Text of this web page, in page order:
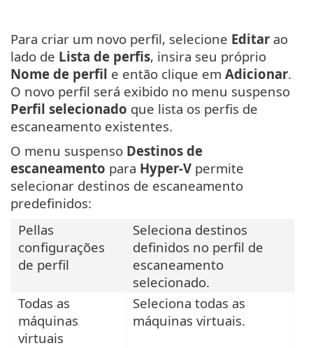
Para criar um novo perfil, selecione Editar ao
lado de Lista de perfis, insira seu próprio
Nome de perfil e então clique em Adicionar.
O novo perfil será exibido no menu suspenso
Perfil selecionado que lista os perfis de
escaneamento existentes.
O menu suspenso Destinos de
escaneamento para Hyper-V permite
selecionar destinos de escaneamento
predefinidos:
Pellas
configurações
de perfil
Seleciona destinos
definidos no perfil de
escaneamento
selecionado.
Todas as
máquinas
virtuais
Seleciona todas as
máquinas virtuais.